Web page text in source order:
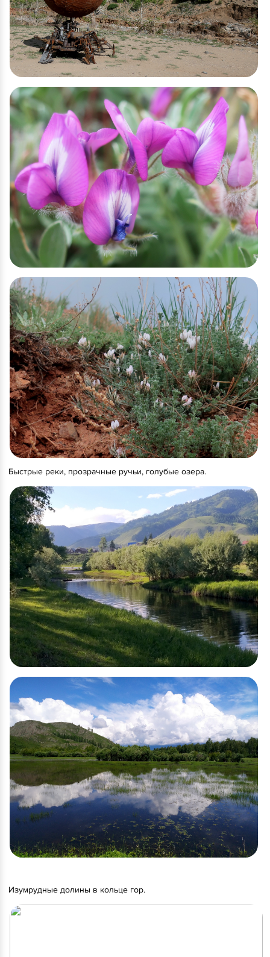
Быстрые реки, прозрачные ручьи, голубые озера.
Изумрудные долины в кольце гор.